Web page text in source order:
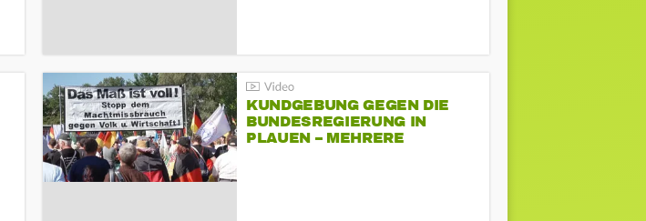
KUNDGEBUNG GEGEN DIE
BUNDESREGIERUNG IN
PLAUEN – MEHRERE